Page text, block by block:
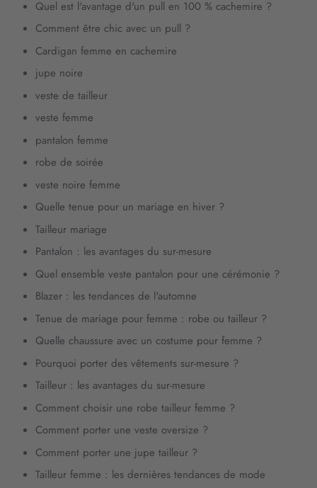
Quel est l'avantage d'un pull en 100 % cachemire ?
Comment être chic avec un pull ?
Cardigan femme en cachemire
jupe noire
veste de tailleur
veste femme
pantalon femme
robe de soirée
veste noire femme
Quelle tenue pour un mariage en hiver ?
Tailleur mariage
Pantalon : les avantages du sur-mesure
Quel ensemble veste pantalon pour une cérémonie ?
Blazer : les tendances de l'automne
Tenue de mariage pour femme : robe ou tailleur ?
Quelle chaussure avec un costume pour femme ?
Pourquoi porter des vêtements sur-mesure ?
Tailleur : les avantages du sur-mesure
Comment choisir une robe tailleur femme ?
Comment porter une veste oversize ?
Comment porter une jupe tailleur ?
Tailleur femme : les dernières tendances de mode